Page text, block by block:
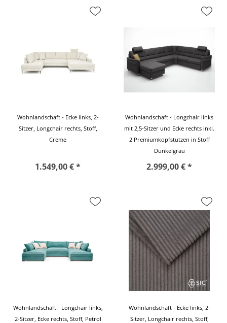
Wohnlandschaft - Ecke links, 2-
Sitzer, Longchair rechts, Stoff,
Creme
1.549,00 € *
Wohnlandschaft - Longchair links
mit 2,5-Sitzer und Ecke rechts inkl.
2 Premiumkopfstützen in Stoff
Dunkelgrau
2.999,00 € *
Wohnlandschaft - Longchair links,
2-Sitzer, Ecke rechts, Stoff, Petrol
Wohnlandschaft - Ecke links, 2-
Sitzer, Longchair rechts, Stoff,